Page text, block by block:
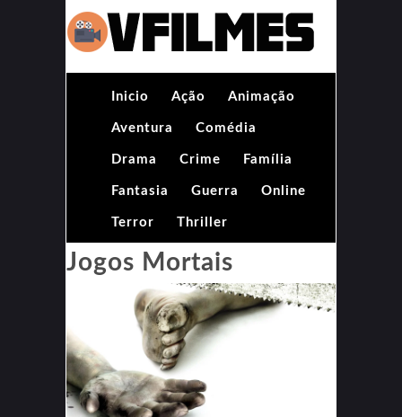
Inicio Ação Animação
Aventura Comédia
Drama Crime Família
Fantasia Guerra Online
Terror Thriller
Jogos Mortais